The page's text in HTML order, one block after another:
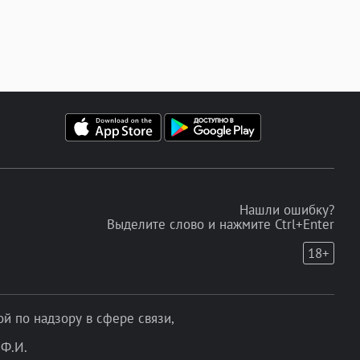
Нашли ошибку?
Выделите слово и нажмите Ctrl+Enter
18+
по надзору в сфере связи,
Ф.И.